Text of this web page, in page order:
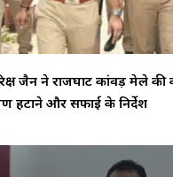
जैन ने राजघाट कांवड़ मेले की
हटाने और सफाई के निर्देश